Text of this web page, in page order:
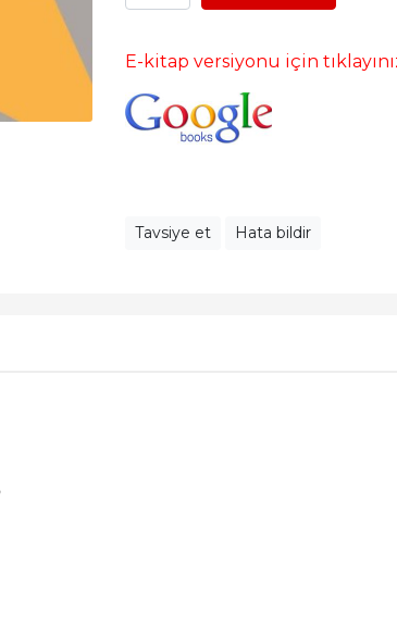
E-kitap versiyonu için
Tavsiye et Hata bildir